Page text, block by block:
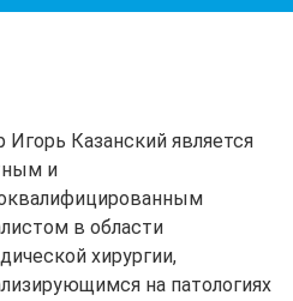
Игорь Казанский является
и
в области
хирургии,
на патологиях